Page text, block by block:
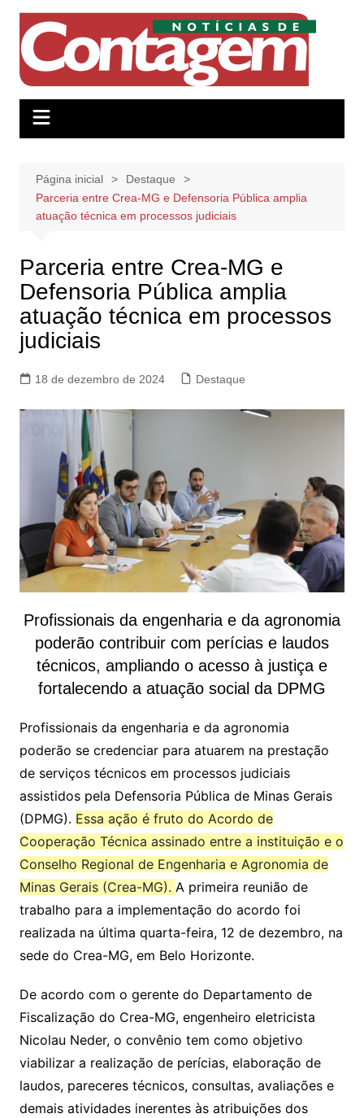
conteúdo
Página inicial
Destaque
Parceria entre Crea-MG e Defensoria Pública amplia
atuação técnica em processos judiciais
Parceria entre Crea-MG e
Defensoria Pública amplia
atuação técnica em processos
judiciais
18 de dezembro de 2024 Destaque
Profissionais da engenharia e da agronomia
poderão contribuir com perícias e laudos
técnicos, ampliando o acesso à justiça e
fortalecendo a atuação social da DPMG
Profissionais da engenharia e da agronomia
poderão se credenciar para atuarem na prestação
de serviços técnicos em processos judiciais
assistidos pela Defensoria Pública de Minas Gerais
(DPMG). Essa ação é fruto do Acordo de
Cooperação Técnica assinado entre a instituição e o
Conselho Regional de Engenharia e Agronomia de
Minas Gerais (Crea-MG). A primeira reunião de
trabalho para a implementação do acordo foi
realizada na última quarta-feira, 12 de dezembro, na
sede do Crea-MG, em Belo Horizonte.
De acordo com o gerente do Departamento de
Fiscalização do Crea-MG, engenheiro eletricista
Nicolau Neder, o convênio tem como objetivo
viabilizar a realização de perícias, elaboração de
laudos, pareceres técnicos, consultas, avaliações e
demais atividades inerentes às atribuições dos